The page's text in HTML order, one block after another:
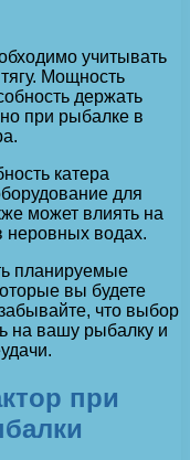
учитывать
Мощность
держать
при рыбалке в
катера
для
может влиять на
неровных водах.
планируемые
вы будете
что выбор
на вашу рыбалку и
при